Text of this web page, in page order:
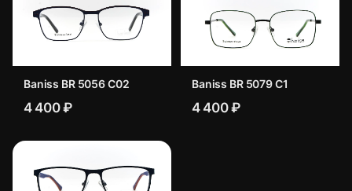
Baniss BR 5056 C02
4 400 ₽
Baniss BR 5079 C1
4 400 ₽